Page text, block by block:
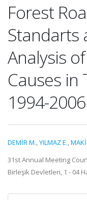
Forest
Standarts
Analysis
Causes in
1994-2006
DEMİR M.,YILMAZ E.,
31st Annual Meeting
Birleşik Devletleri, 1 - 04